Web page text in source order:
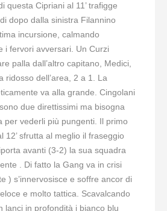
questa Cipriani al 11’ trafigge
dopo dalla sinistra Filannino
incursione, calmando
i fervori avversari. Un Curzi
palla dall’altro capitano, Medici,
ridosso dell’area, 2 a 1. La
va alla grande. Cingolani
due direttissimi ma bisogna
per vederli più pungenti. Il primo
12’ sfrutta al meglio il fraseggio
avanti (3-2) la sua squadra
. Di fatto la Gang va in crisi
) s’innervosisce e soffre ancor di
e molto tattica. Scavalcando
lanci in profondità i bianco blu